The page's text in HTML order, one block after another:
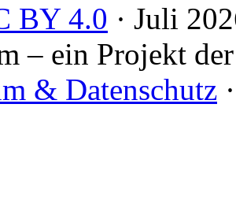
BY 4.0 · Juli
– ein Projekt der
& Datenschutz ·